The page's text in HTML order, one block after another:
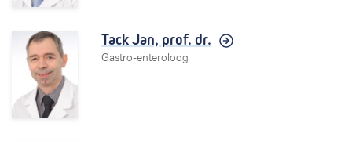
Tack Jan, prof. dr.
Gastro-enteroloog